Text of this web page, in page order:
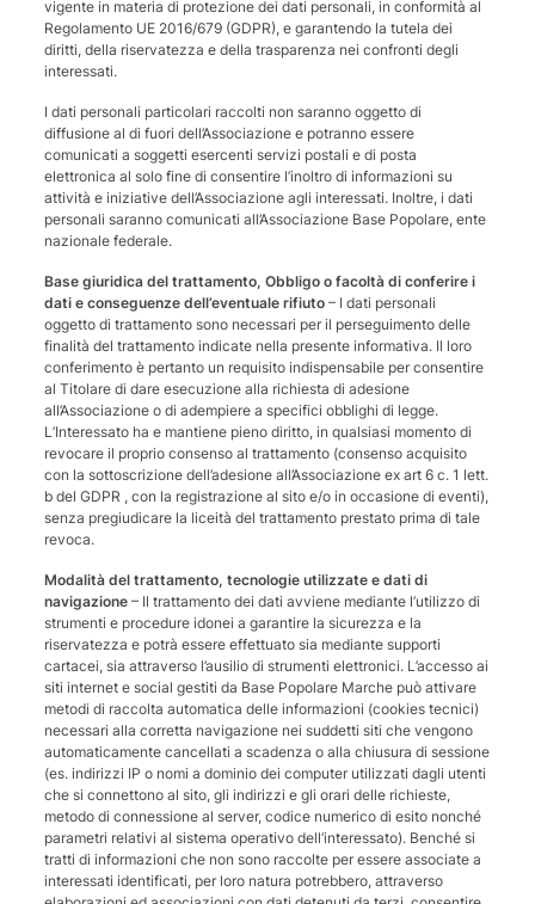
vigente in materia di protezione dei dati personali, in conformità al
Regolamento UE 2016/679 (GDPR), e garantendo la tutela dei
diritti, della riservatezza e della trasparenza nei confronti degli
interessati.
I dati personali particolari raccolti non saranno oggetto di
diffusione al di fuori dell’Associazione e potranno essere
comunicati a soggetti esercenti servizi postali e di posta
elettronica al solo fine di consentire l’inoltro di informazioni su
attività e iniziative dell’Associazione agli interessati. Inoltre, i dati
personali saranno comunicati all’Associazione Base Popolare, ente
nazionale federale.
Base giuridica del trattamento, Obbligo o facoltà di conferire i
dati e conseguenze dell’eventuale rifiuto – I dati personali
oggetto di trattamento sono necessari per il perseguimento delle
finalità del trattamento indicate nella presente informativa. Il loro
conferimento è pertanto un requisito indispensabile per consentire
al Titolare di dare esecuzione alla richiesta di adesione
all’Associazione o di adempiere a specifici obblighi di legge.
L’Interessato ha e mantiene pieno diritto, in qualsiasi momento di
revocare il proprio consenso al trattamento (consenso acquisito
con la sottoscrizione dell’adesione all’Associazione ex art 6 c. 1 lett.
b del GDPR , con la registrazione al sito e/o in occasione di eventi),
senza pregiudicare la liceità del trattamento prestato prima di tale
revoca.
Modalità del trattamento, tecnologie utilizzate e dati di
navigazione – Il trattamento dei dati avviene mediante l’utilizzo di
strumenti e procedure idonei a garantire la sicurezza e la
riservatezza e potrà essere effettuato sia mediante supporti
cartacei, sia attraverso l’ausilio di strumenti elettronici. L’accesso ai
siti internet e social gestiti da Base Popolare Marche può attivare
metodi di raccolta automatica delle informazioni (cookies tecnici)
necessari alla corretta navigazione nei suddetti siti che vengono
automaticamente cancellati a scadenza o alla chiusura di sessione
(es. indirizzi IP o nomi a dominio dei computer utilizzati dagli utenti
che si connettono al sito, gli indirizzi e gli orari delle richieste,
metodo di connessione al server, codice numerico di esito nonché
parametri relativi al sistema operativo dell’interessato). Benché si
tratti di informazioni che non sono raccolte per essere associate a
interessati identificati, per loro natura potrebbero, attraverso